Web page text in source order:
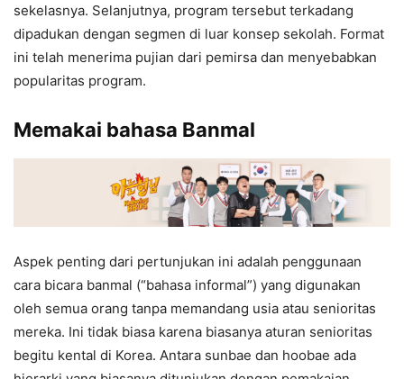
sekelasnya. Selanjutnya, program tersebut terkadang
dipadukan dengan segmen di luar konsep sekolah. Format
ini telah menerima pujian dari pemirsa dan menyebabkan
popularitas program.
Memakai bahasa Banmal
Aspek penting dari pertunjukan ini adalah penggunaan
cara bicara banmal (“bahasa informal”) yang digunakan
oleh semua orang tanpa memandang usia atau senioritas
mereka. Ini tidak biasa karena biasanya aturan senioritas
begitu kental di Korea. Antara sunbae dan hoobae ada